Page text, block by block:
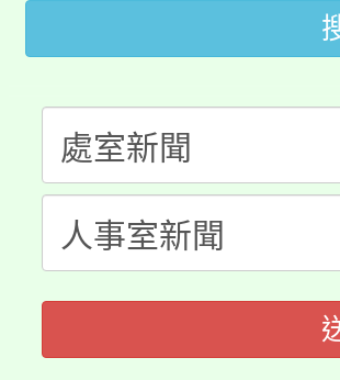
視費優惠，
者。
大園自造教
份教師研習
淨零綠生活教
會
115年食農教
程